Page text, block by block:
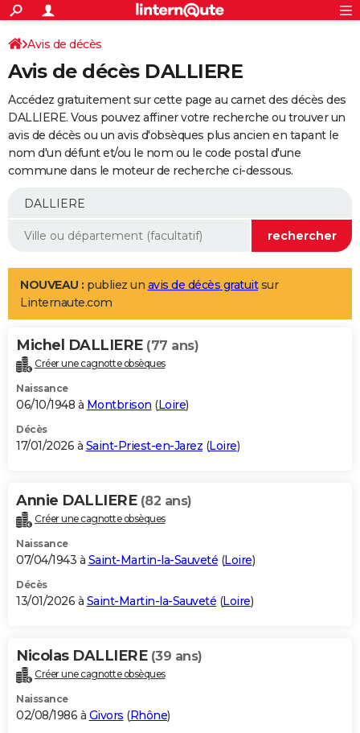
ACTUALITÉS
Politique
Société
Faits Divers
Education
Monde
Villes
+
SPORT
Coupe du monde 2026
Football
Tennis
Cyclisme
Rugby
Forum
Programme TV
TNT
Streaming
Cinéma
Sorties cinéma
Musique
+
FINANCE
Retraite
Epargne
Immobilier
Risques naturels par ville
Banque
Assurance
AUTO
Essais
Réserver un essai
Citadines
Berlines
SUV
Forum auto
+
Mobiles
Meilleur smartphone
Internet
Ordinateurs
Jeux vidéo
Guide high-tech
Aménagement intérieur
LIFESTYLE
Art de vivre
Bien-être
Loisirs
Mode
Modes de vie
Alimentation
Guide de la santé
Maladies
Médicaments
Sommeil
VOYAGE
Destinations
City break
Voyage nature
Voyage de noces
Forum
Climat
+PHOTO
GUIDES D'ACHAT
BONS PLANS
Carte de Noël
Carte Bonne année
Carte Saint-Valentin
Carte Pâques
Carte d'anniversaire
DICTIONNAIRE
Dictionnaire
Biographies
Citations
Expressions
Proverbes
PROGRAMME TV
S'inscrire
Se connecter
Lycées
Collèges
Primaires
Universités
Entreprises
Service militaire
Avis de recherche
AVIS DE DÉCÈS
Bricolage
Lifestyle
Culture
Sport
Auto
Television
Voyage
Cinema
Avis de décès
Avis de décès DALLIERE
Accédez gratuitement sur cette page au carnet des décès des
DALLIERE. Vous pouvez affiner votre recherche ou trouver un
avis de décès ou un avis d'obsèques plus ancien en tapant le
nom d'un défunt et/ou le nom ou le code postal d'une
commune dans le moteur de recherche ci-dessous.
NOUVEAU : publiez un avis de décès gratuitsur
Linternaute.com
Michel DALLIERE (77 ans)
Créer une cagnotte obsèques
Naissance
06/10/1948 à Montbrison (Loire)
Décès
17/01/2026 à Saint-Priest-en-Jarez (Loire)
Annie DALLIERE (82 ans)
Créer une cagnotte obsèques
Naissance
07/04/1943 à Saint-Martin-la-Sauveté (Loire)
Décès
13/01/2026 à Saint-Martin-la-Sauveté (Loire)
Nicolas DALLIERE (39 ans)
Créer une cagnotte obsèques
Naissance
02/08/1986 à Givors (Rhône)